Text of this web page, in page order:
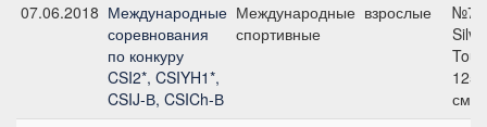
07.06.2018 Международные
соревнования
по конкуру
CSI2*, CSIYH1*,
CSIJ-В, CSICh-В
Международные
спортивные
взрослые
№7
Tour,
125
см